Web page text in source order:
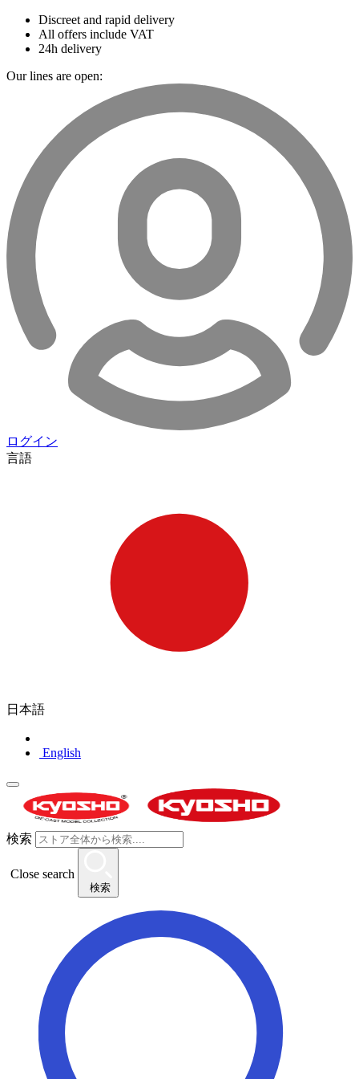
Discreet and rapid delivery
All offers include VAT
24h delivery
Our lines are open:
ログイン
言語
日本語
English
検索
Close search
検索